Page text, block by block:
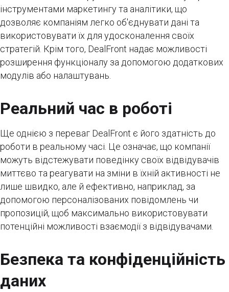
інструментами маркетингу та аналітики, що
дозволяє компаніям легко об'єднувати дані та
використовувати їх для удосконалення своїх
стратегій. Крім того, DealFront надає можливості
розширення функціоналу за допомогою додаткових
модулів або налаштувань.
Реальний час в роботі
Ще однією з переваг DealFront є його здатність до
роботи в реальному часі. Це означає, що компанії
можуть відстежувати поведінку своїх відвідувачів
миттєво та реагувати на зміни в їхній активності не
лише швидко, але й ефективно, наприклад, за
допомогою персоналізованих повідомлень чи
пропозицій, щоб максимально використовувати
потенційні можливості взаємодії з відвідувачами.
Безпека та конфіденційність
даних